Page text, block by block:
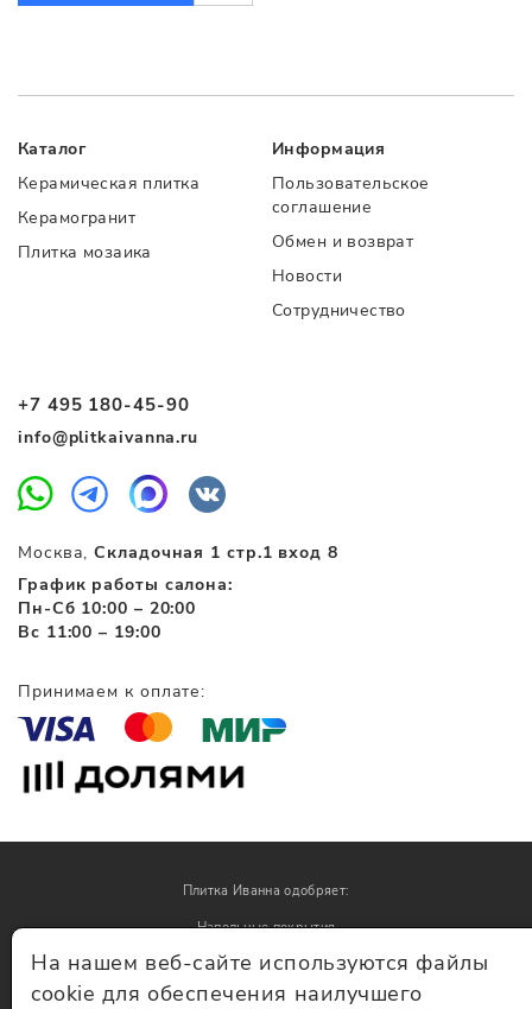
+7 495 180-45-90
info@plitkaivanna.ru
Москва,Складочная 1 стр.1 вход 8
График работы салона:
Пн-Сб 10:00 – 20:00
Вс 11:00 – 19:00
Каталог
Керамическая плитка
Керамогранит
Плитка мозаика
Информация
Пользовательское
соглашение
Обмен и возврат
Новости
Сотрудничество
Принимаем к оплате:
Плитка Иванна одобряет:
Напольные покрытия
Обои
На нашем веб-сайте используются файлы
cookie для обеспечения наилучшего